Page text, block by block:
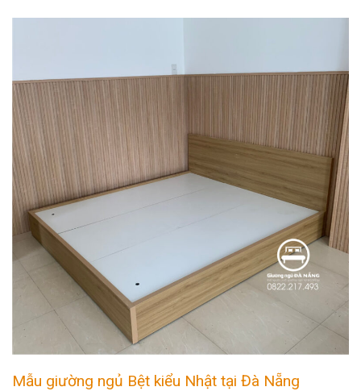
Mẫu giường ngủ Bệt kiểu Nhật tại Đà Nẵng